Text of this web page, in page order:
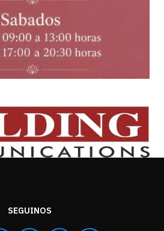
SEGUINOS